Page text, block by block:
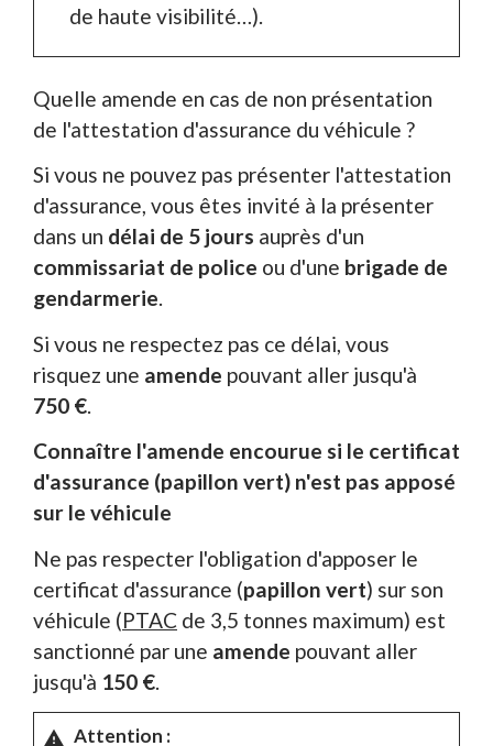
de haute visibilité…).
Quelle amende en cas de non présentation
de l'attestation d'assurance du véhicule ?
Si vous ne pouvez pas présenter l'attestation
d'assurance, vous êtes invité à la présenter
dans un délai de 5 jours auprès d'un
commissariat de police ou d'une brigade de
gendarmerie.
Si vous ne respectez pas ce délai, vous
risquez une amende pouvant aller jusqu'à
750 €.
Connaître l'amende encourue si le certificat
d'assurance (papillon vert) n'est pas apposé
sur le véhicule
Ne pas respecter l'obligation d'apposer le
certificat d'assurance (papillon vert) sur son
véhicule (PTAC de 3,5 tonnes maximum) est
sanctionné par une amende pouvant aller
jusqu'à 150 €
warning Attention :